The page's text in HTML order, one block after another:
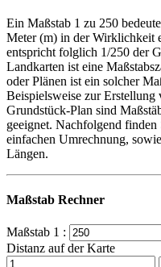
Ein Maßstab 1 zu 250
Meter (m) in der Wirklichkeit
entspricht folglich 1/250 der
Landkarten ist eine
oder Plänen ist ein solcher
Beispielsweise zur Erstellung
Grundstück-Plan sind
geeignet. Nachfolgend finden
einfachen Umrechnung,
Längen.
Maßstab Rechner
Maßstab 1 :
Distanz auf der Karte